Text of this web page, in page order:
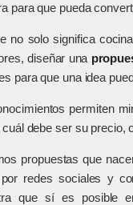
para que pueda
no solo significa
diseñar una
para que una idea
permiten
cuál debe ser su
propuestas que
redes sociales y
que sí es posible